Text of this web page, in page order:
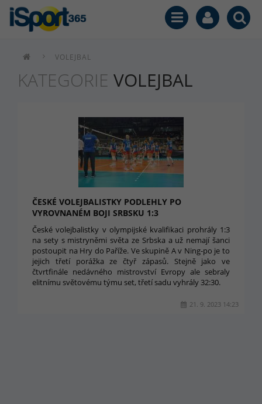
VOLEJBAL
KATEGORIE VOLEJBAL
ČESKÉ VOLEJBALISTKY PODLEHLY PO
VYROVNANÉM BOJI SRBSKU 1:3
České volejbalistky v olympijské kvalifikaci prohrály 1:3
na sety s mistryněmi světa ze Srbska a už nemají šanci
postoupit na Hry do Paříže. Ve skupině A v Ning-po je to
jejich třetí porážka ze čtyř zápasů. Stejně jako ve
čtvrtfinále nedávného mistrovství Evropy ale sebraly
elitnímu světovému týmu set, třetí sadu vyhrály 32:30.
21. 9. 2023 14:23